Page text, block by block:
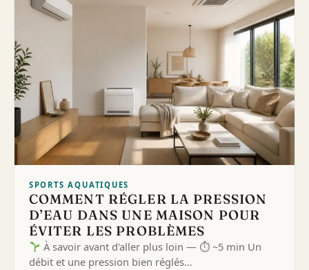
SPORTS AQUATIQUES
COMMENT RÉGLER LA PRESSION
D’EAU DANS UNE MAISON POUR
ÉVITER LES PROBLÈMES
À savoir avant d'aller plus loin — ⏱ ~5 min Un
débit et une pression bien réglés…